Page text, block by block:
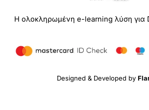
Η ολοκληρωμένη e-learning λύση για
Designed & Developed by